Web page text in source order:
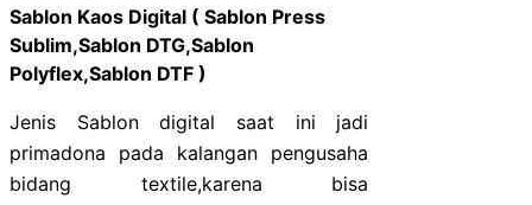
Sablon Kaos Digital ( Sablon Press
Sublim,Sablon DTG,Sablon
Polyflex,Sablon DTF )
Jenis Sablon digital saat ini jadi
primadona pada kalangan pengusaha
bidang textile,karena bisa